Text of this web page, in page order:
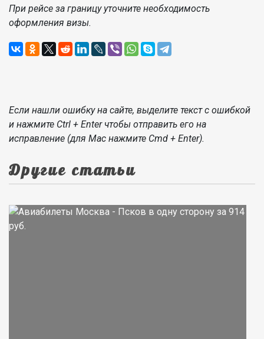
При рейсе за границу уточните необходимость
оформления визы.
Если нашли ошибку на сайте, выделите текст с ошибкой
и нажмите Ctrl + Enter чтобы отправить его на
исправление (для Mac нажмите Cmd + Enter).
Другие статьи